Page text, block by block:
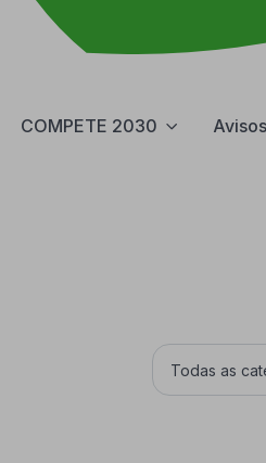
COMPETE 2030